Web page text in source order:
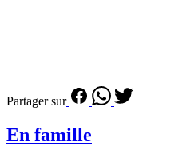
Partager sur
En famille